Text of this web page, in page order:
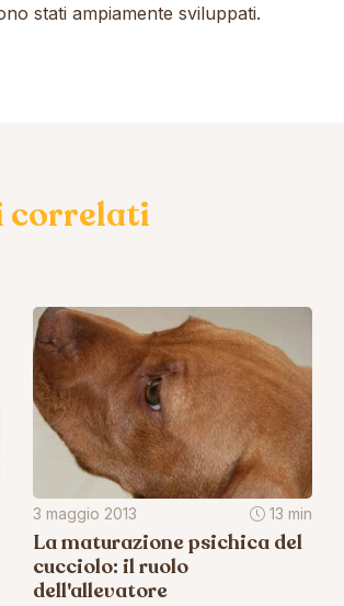
stati ampiamente sviluppati.
correlati
3 maggio 2013 13 min
La maturazione psichica del
cucciolo: il ruolo
dell'allevatore